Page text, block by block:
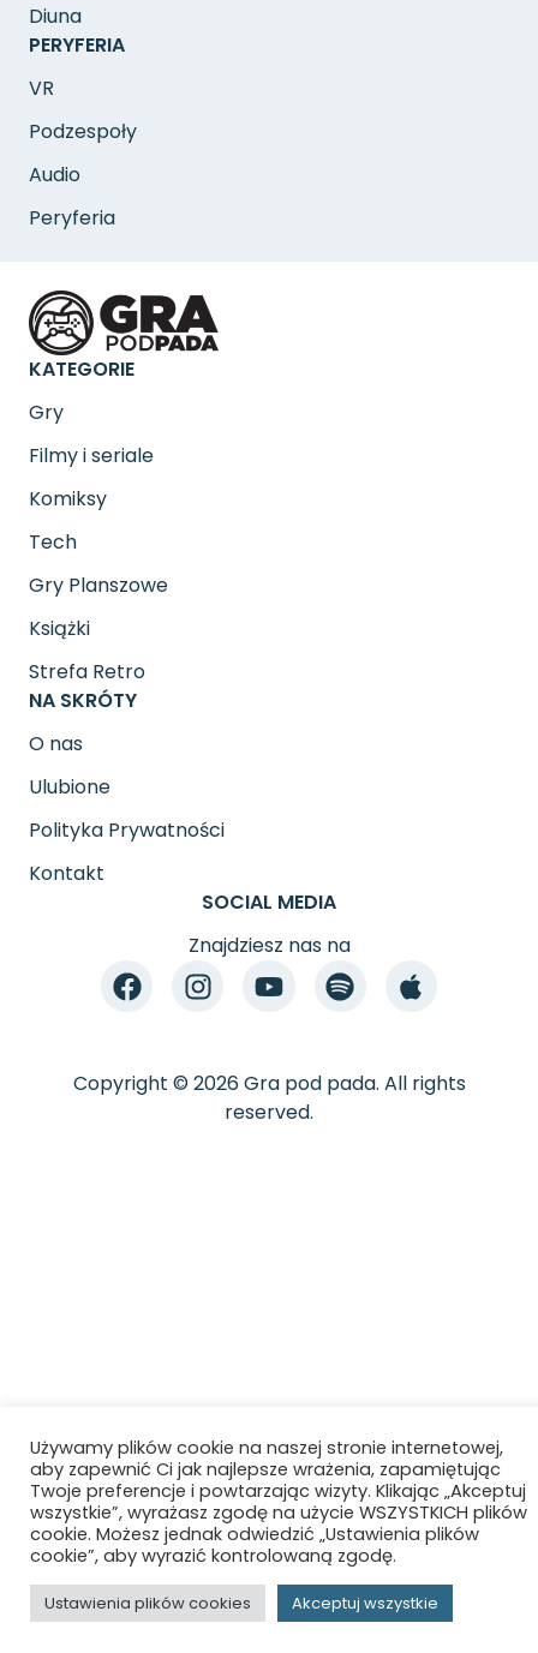
Diuna
PERYFERIA
VR
Podzespoły
Audio
Peryferia
KATEGORIE
Gry
Filmy i seriale
Komiksy
Tech
Gry Planszowe
Książki
Strefa Retro
NA SKRÓTY
O nas
Ulubione
Polityka Prywatności
Kontakt
SOCIAL MEDIA
Znajdziesz nas na
Copyright © 2026 Gra pod pada. All rights
reserved.
Używamy plików cookie na naszej stronie internetowej,
aby zapewnić Ci jak najlepsze wrażenia, zapamiętując
Twoje preferencje i powtarzając wizyty. Klikając „Akceptuj
wszystkie”, wyrażasz zgodę na użycie WSZYSTKICH plików
cookie. Możesz jednak odwiedzić „Ustawienia plików
cookie”, aby wyrazić kontrolowaną zgodę.
Ustawienia plików cookies Akceptuj wszystkie